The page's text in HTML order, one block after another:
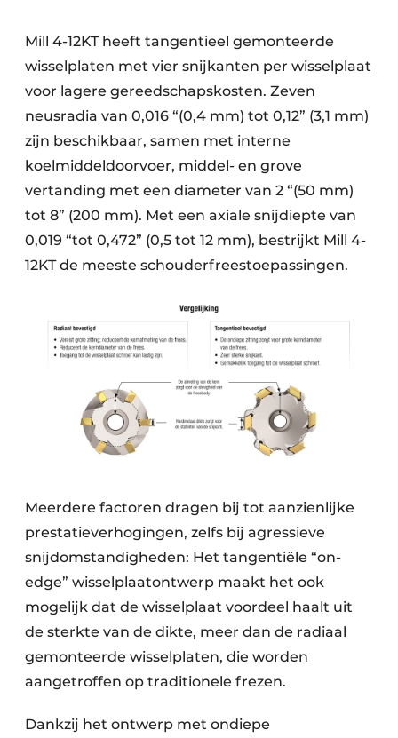
Mill 4-12KT heeft tangentieel gemonteerde
wisselplaten met vier snijkanten per wisselplaat
voor lagere gereedschapskosten. Zeven
neusradia van 0,016 “(0,4 mm) tot 0,12” (3,1 mm)
zijn beschikbaar, samen met interne
koelmiddeldoorvoer, middel- en grove
vertanding met een diameter van 2 “(50 mm)
tot 8” (200 mm). Met een axiale snijdiepte van
0,019 “tot 0,472” (0,5 tot 12 mm), bestrijkt Mill 4-
12KT de meeste schouderfreestoepassingen.
Meerdere factoren dragen bij tot aanzienlijke
prestatieverhogingen, zelfs bij agressieve
snijdomstandigheden: Het tangentiële “on-
edge” wisselplaatontwerp maakt het ook
mogelijk dat de wisselplaat voordeel haalt uit
de sterkte van de dikte, meer dan de radiaal
gemonteerde wisselplaten, die worden
aangetroffen op traditionele frezen.
Dankzij het ontwerp met ondiepe